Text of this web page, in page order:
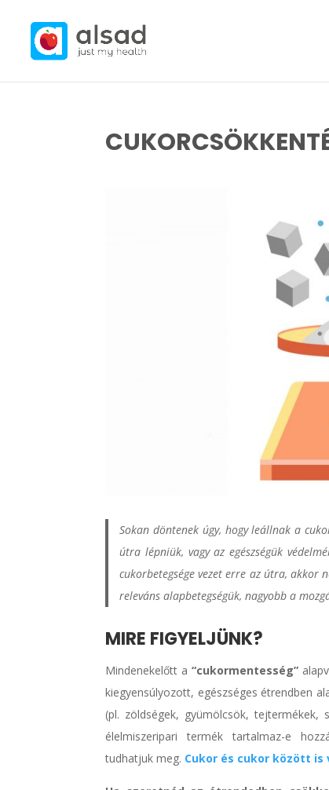
Sokan döntenek úgy, hogy leállnak a
útra lépniük, vagy az egészségük
cukorbetegsége vezet erre az útra, akkor
releváns alapbetegségük, nagyobb a
MIRE FIGYELJÜNK?
Mindenekelőtt a“cukormentesség”
kiegyensúlyozott, egészséges étrendben
(pl. zöldségek, gyümölcsök,
élelmiszeripari termék tartalmaz-e
tudhatjuk meg. Cukor és cukor között is